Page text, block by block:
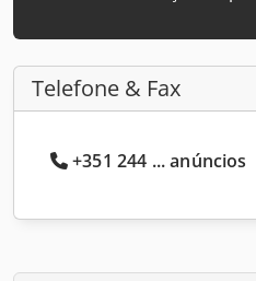
Telefone & Fax
+351 244 ... anúncios